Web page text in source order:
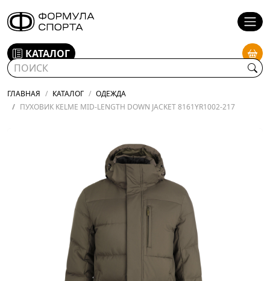
КАТАЛОГ
ГЛАВНАЯ КАТАЛОГ
ОДЕЖДА
ПУХОВИК KELME MID-LENGTH DOWN JACKET 8161YR1002-217